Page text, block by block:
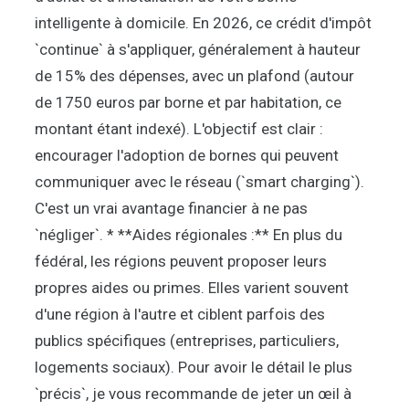
intelligente à domicile. En 2026, ce crédit d'impôt
`continue` à s'appliquer, généralement à hauteur
de 15% des dépenses, avec un plafond (autour
de 1750 euros par borne et par habitation, ce
montant étant indexé). L'objectif est clair :
encourager l'adoption de bornes qui peuvent
communiquer avec le réseau (`smart charging`).
C'est un vrai avantage financier à ne pas
`négliger`. * **Aides régionales :** En plus du
fédéral, les régions peuvent proposer leurs
propres aides ou primes. Elles varient souvent
d'une région à l'autre et ciblent parfois des
publics spécifiques (entreprises, particuliers,
logements sociaux). Pour avoir le détail le plus
`précis`, je vous recommande de jeter un œil à